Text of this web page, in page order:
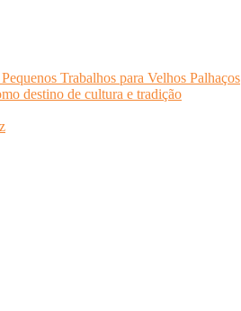
Trabalhos para Velhos Palhaços
destino de cultura e tradição